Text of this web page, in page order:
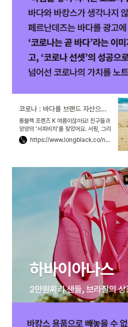
코로나 : 바다를 브랜드 자산으로 만들어, 세계 1위 맥주가 되다
롱블랙 프렌즈 K 여름이잖아요! 친구들과
양양의 ‘서피비치’를 찾았어요. 서핑, 그리
고 한 여름 밤의 파티까지 모두 즐겼어요.
여름은 이 맛이죠!그리고 하나 더. 코로나
https://www.longblack.co/note/378?utm_source=instagram&utm_medium=social&utm_campaign=linkbio&utm_content=230727